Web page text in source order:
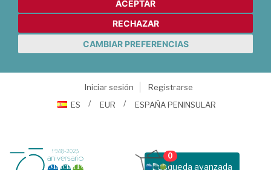
ACEPTAR
RECHAZAR
CAMBIAR PREFERENCIAS
Iniciar sesión
Registrarse
ES
EUR ESPAÑA PENINSULAR
Busqueda avanzada
0